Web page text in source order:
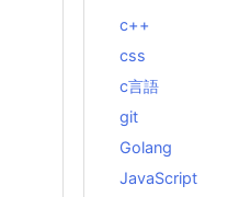
c++
css
c言語
git
Golang
JavaScript